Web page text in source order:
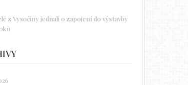
z Vysočiny jednali o zapojení do výstavby